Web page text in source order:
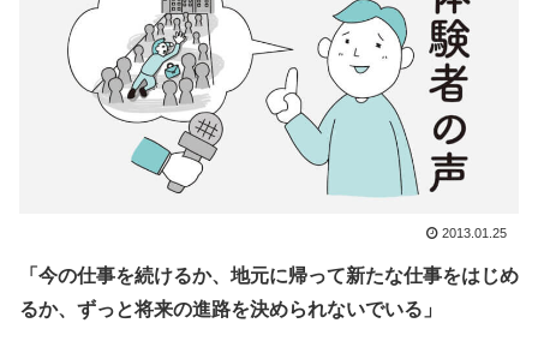
2013.01.25
「今の仕事を続けるか、地元に帰って新たな仕事をはじめ
るか、ずっと将来の進路を決められないでいる」